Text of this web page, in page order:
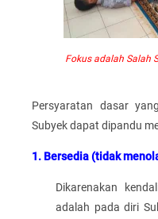
Fokus adalah Salah
Persyaratan dasar
Subyek dapat dipandu
1. Bersedia (tidak
Dikarenakan
adalah pada diri